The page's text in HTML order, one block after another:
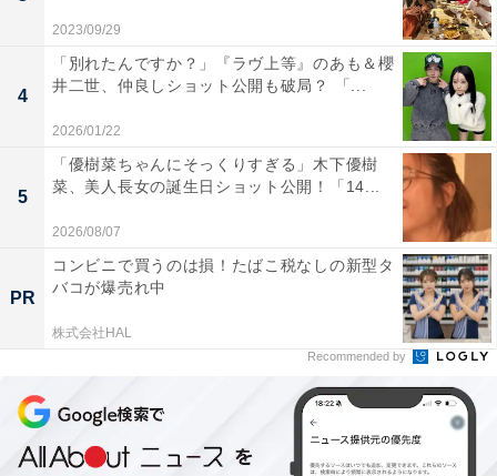
2023/09/29
4
「別れたんですか？」『ラヴ上等』のあも＆櫻
井二世、仲良しショット公開も破局？ 「...
2026/01/22
5
「優樹菜ちゃんにそっくりすぎる」木下優樹
菜、美人長女の誕生日ショット公開！「14...
2026/08/07
PR
コンビニで買うのは損！たばこ税なしの新型タ
バコが爆売れ中
株式会社HAL
Recommended by